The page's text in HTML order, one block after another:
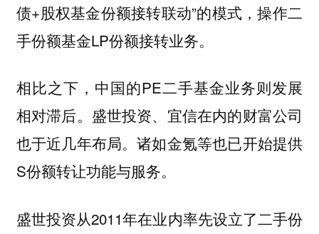
债+股权基金份额接转联动”的模式，操作二
手份额基金LP份额接转业务。
相比之下，中国的PE二手基金业务则发展
相对滞后。盛世投资、宜信在内的财富公司
也于近几年布局。诸如金氪等也已开始提供
S份额转让功能与服务。
盛世投资从2011年在业内率先设立了二手份